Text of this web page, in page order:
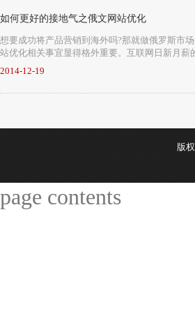
如何更好的接地气之俄文网站优化
想要成功将产品营销到海外吗?那就做俄罗斯市
站优化相关事宜显得格外重要。互联网日新月薪
2014-12-19
版
page contents